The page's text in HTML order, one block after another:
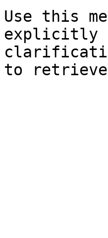
Use this
explicitly